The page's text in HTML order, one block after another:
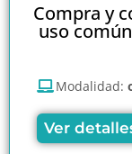
Compra y
uso
Modalidad:
Ver